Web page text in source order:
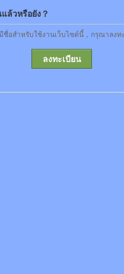
ล้วหรือยัง？
อสำหรับใช้งานเว็บไซต์นี้，กรุณาลงท
ลงทะเบียน